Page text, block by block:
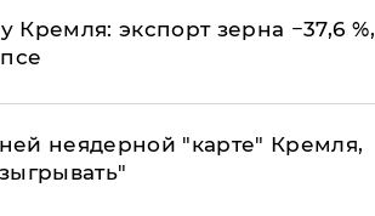
экспорт зерна −37,6 %,
неядерной "карте" Кремля,